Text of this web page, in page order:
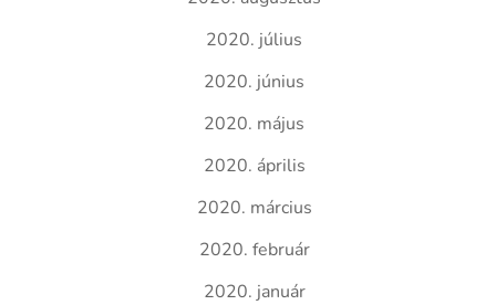
2020. július
2020. június
2020. május
2020. április
2020. március
2020. február
2020. január